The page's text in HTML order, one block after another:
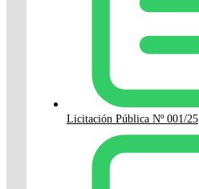
Licitación Pública Nº 001/25